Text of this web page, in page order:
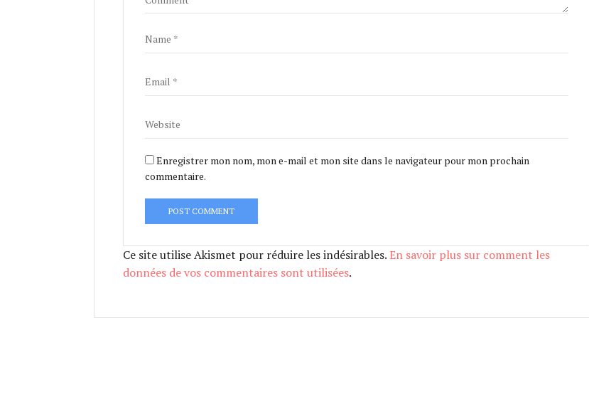
Enregistrer mon nom, mon e-mail et mon site dans le navigateur pour mon prochain
commentaire.
Ce site utilise Akismet pour réduire les indésirables. En savoir plus sur comment les
données de vos commentaires sont utilisées.